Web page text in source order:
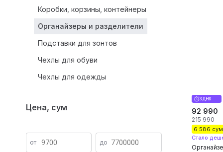
Коробки, корзины, контейнеры
Органайзеры и разделители
Подставки для зонтов
Чехлы для обуви
Чехлы для одежды
Цена, сум
от до
3 ДНЯ
92 990
215 990
6 586
Стало